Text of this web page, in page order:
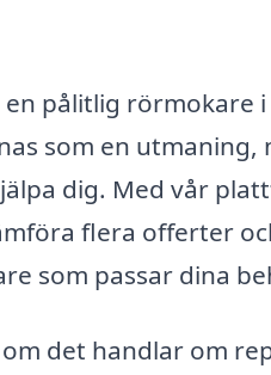
pålitlig rörmokare
som en utmaning,
dig. Med vår
flera offerter
som passar dina
det handlar om